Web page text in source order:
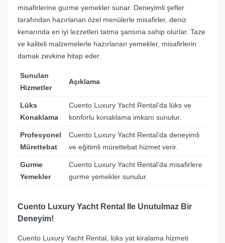
misafirlerine gurme yemekler sunar. Deneyimli şefler
tarafından hazırlanan özel menülerle misafirler, deniz
kenarında en iyi lezzetleri tatma şansına sahip olurlar. Taze
ve kaliteli malzemelerle hazırlanan yemekler, misafirlerin
damak zevkine hitap eder.
Sunulan
Hizmetler
Açıklama
Lüks
Konaklama
Cuento Luxury Yacht Rental’da lüks ve
konforlu konaklama imkanı sunulur.
Profesyonel
Mürettebat
Cuento Luxury Yacht Rental’da deneyimli
ve eğitimli mürettebat hizmet verir.
Gurme
Yemekler
Cuento Luxury Yacht Rental’da misafirlere
gurme yemekler sunulur.
Cuento Luxury Yacht Rental Ile Unutulmaz Bir
Deneyim!
Cuento Luxury Yacht Rental, lüks yat kiralama hizmeti